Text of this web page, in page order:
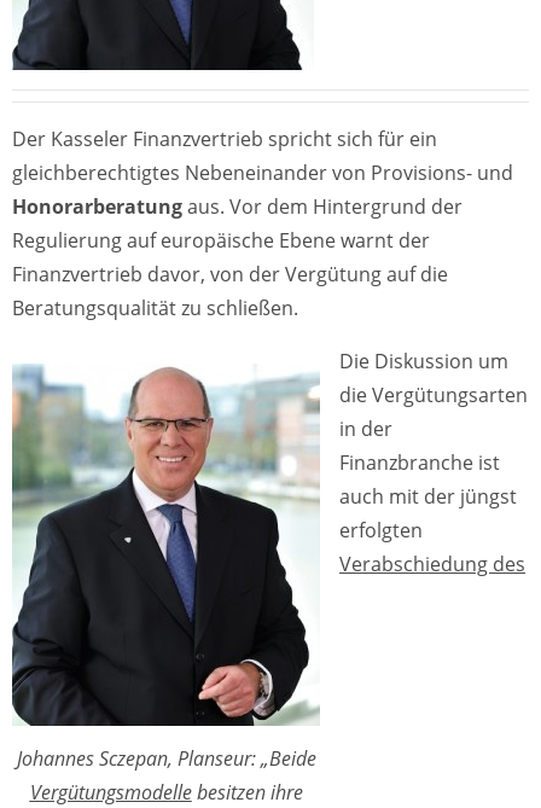
Der Kasseler Finanzvertrieb spricht sich für ein
gleichberechtigtes Nebeneinander von Provisions- und
Honorarberatungaus. Vor dem Hintergrund der
Regulierung auf europäische Ebene warnt der
Finanzvertrieb davor, von der Vergütung auf die
Beratungsqualität zu schließen.
Johannes Sczepan, Planseur: „Beide
Vergütungsmodellebesitzen ihre
Die Diskussion um
die Vergütungsarten
in der
Finanzbranche ist
auch mit der jüngst
erfolgten
Verabschiedung des